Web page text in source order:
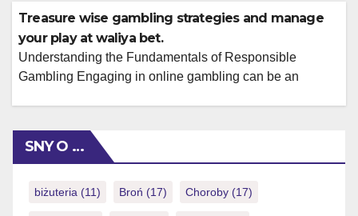
para que esta experiencia sea verdaderamente positiva
y sostenible, es fundamental abordarla con una
estrategia bien pensada y un compromiso firme con el
juego responsable. Esto […]
Treasure wise gambling strategies and manage
your play at waliya bet.
Understanding the Fundamentals of Responsible
Gambling Engaging in online gambling can be an
begin with understanding the inherent risks involved.
This means acknowledging that outcomes are not
clear financial limits […]
SNY O …
biżuteria (11) Broń (17) Choroby (17)